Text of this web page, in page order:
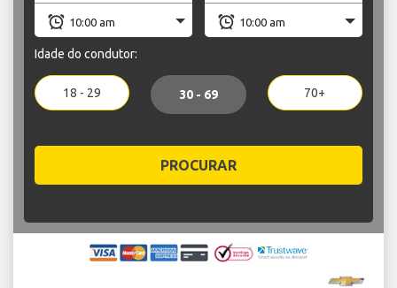
Idade do condutor:
18 - 29 30 - 69 70+
PROCURAR